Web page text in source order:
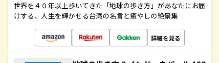
世界を４０年以上歩いてきた「地球の歩き方」があなたにお届
けする、人生を輝かせる台湾の名言と癒やしの絶景集
詳細を見る